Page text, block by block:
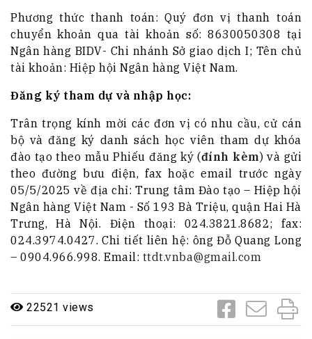
Phương thức thanh toán: Quý đơn vị thanh toán
chuyển khoản qua tài khoản số: 8630050308 tại
Ngân hàng BIDV- Chi nhánh Sở giao dịch I; Tên chủ
tài khoản: Hiệp hội Ngân hàng Việt Nam.
Đăng ký tham dự và nhập học:
Trân trọng kính mời các đơn vị có nhu cầu, cử cán
bộ và đăng ký danh sách học viên tham dự khóa
đào tạo theo mẫu Phiếu đăng ký (đính kèm) và gửi
theo đường bưu điện, fax hoặc email trước ngày
05/5/2025 về địa chỉ: Trung tâm Đào tạo – Hiệp hội
Ngân hàng Việt Nam - Số 193 Bà Triệu, quận Hai Hà
Trưng, Hà Nội. Điện thoại: 024.3821.8682; fax:
024.3974.0427. Chi tiết liên hệ: ông Đỗ Quang Long
– 0904.966.998. Email: ttdt.vnba@gmail.com
22521 views